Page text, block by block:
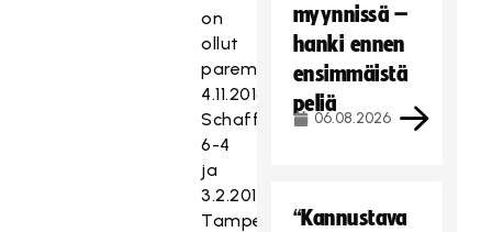
on
ollut
parempi
4.11.2016
Schaffhausenissa
6-4
ja
3.2.2018
Tampereella
myynnissä –
hanki ennen
ensimmäistä
peliä
06.08.2026
“Kannustava